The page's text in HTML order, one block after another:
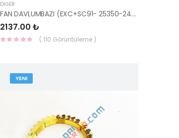
DIĞER
FAN DAVLUMBAZI (EXC+SC91- 25350-24000-YS
2137.00 ₺
( 110 Görüntüleme )
YENI